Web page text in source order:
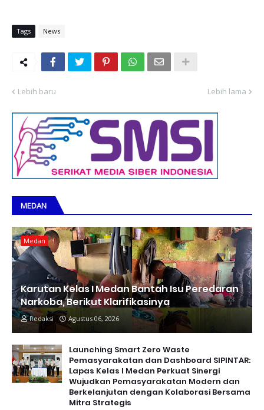
Tags News
Lebih baru Lebih lama
MEDAN
Medan
Karutan Kelas I Medan Bantah Isu Peredaran
Narkoba, Berikut Klarifikasinya
Redaksi Agustus 06, 2026
Launching Smart Zero Waste
Pemasyarakatan dan Dashboard SIPINTAR:
Lapas Kelas I Medan Perkuat Sinergi
Wujudkan Pemasyarakatan Modern dan
Berkelanjutan dengan Kolaborasi Bersama
Mitra Strategis